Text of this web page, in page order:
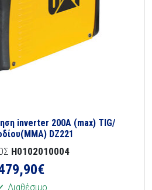
inverter 200A (max) TIG/
DZ221
H0102010004
€
Διαθέσιμο